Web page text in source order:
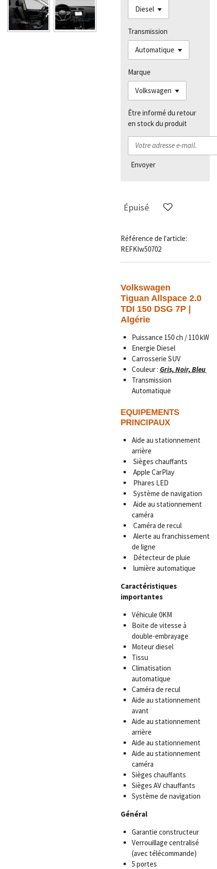
Transmission
Marque
Être informé du retour
en stock du produit
Envoyer
Épuisé
Référence de l'article:
REFKIw50702
Volkswagen
Tiguan Allspace 2.0
TDI 150 DSG 7P |
Algérie
Puissance 150 ch / 110 kW
Energie Diesel
Carrosserie SUV
Couleur : Gris, Noir, Bleu
Transmission
Automatique
EQUIPEMENTS
PRINCIPAUX
Aide au stationnement
arrière
Sièges chauffants
Apple CarPlay
Phares LED
Système de navigation
Aide au stationnement
caméra
Caméra de recul
Alerte au franchissement
de ligne
Détecteur de pluie
lumière automatique
Caractéristiques
importantes
Véhicule 0KM
Boite de vitesse à
double-embrayage
Moteur diesel
Tissu
Climatisation
automatique
Caméra de recul
Aide au stationnement
avant
Aide au stationnement
arrière
Aide au stationnement
Aide au stationnement
caméra
Sièges chauffants
Sièges AV chauffants
Système de navigation
Général
Garantie constructeur
Verrouillage centralisé
(avec télécommande)
5 portes